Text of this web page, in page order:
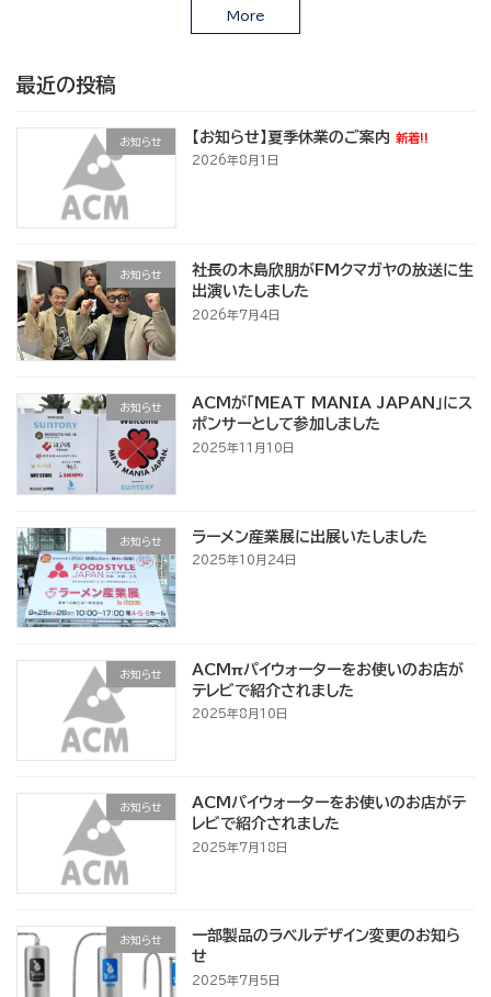
More
最近の投稿
お知らせ 【お知らせ】夏季休業のご案内 新着!!
2026年8月1日
お知らせ
社長の木島欣朋がFMクマガヤの放送に生
出演いたしました
2026年7月4日
お知らせ
ACMが「MEAT MANIA JAPAN」にス
ポンサーとして参加しました
2025年11月10日
お知らせ ラーメン産業展に出展いたしました
2025年10月24日
お知らせ
ACMπパイウォーターをお使いのお店が
テレビで紹介されました
2025年8月10日
お知らせ
ACMパイウォーターをお使いのお店がテ
レビで紹介されました
2025年7月18日
お知らせ
一部製品のラベルデザイン変更のお知ら
せ
2025年7月5日